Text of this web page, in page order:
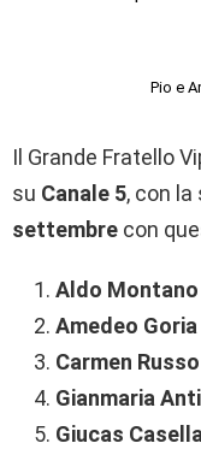
Pio e
Il Grande Fratello
su Canale 5, con
settembre con
Aldo Montano
Amedeo Goria
Carmen Russo
Gianmaria
Giucas